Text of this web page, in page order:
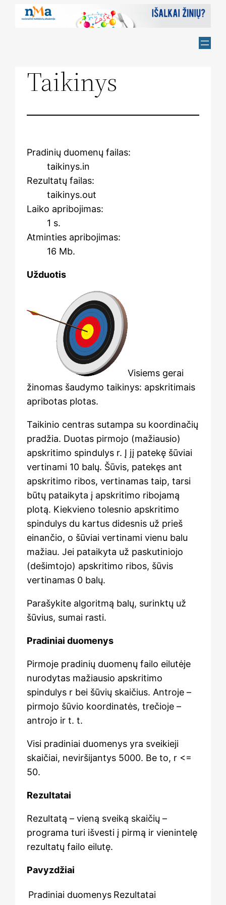
Taikinys
Pradinių duomenų failas:
taikinys.in
Rezultatų failas:
taikinys.out
Laiko apribojimas:
1 s.
Atminties apribojimas:
16 Mb.
Užduotis
Visiems gerai
žinomas šaudymo taikinys: apskritimais
apribotas plotas.
Taikinio centras sutampa su koordinačių
pradžia. Duotas pirmojo (mažiausio)
apskritimo spindulys r. Į jį patekę šūviai
vertinami 10 balų. Šūvis, patekęs ant
apskritimo ribos, vertinamas taip, tarsi
būtų pataikyta į apskritimo ribojamą
plotą. Kiekvieno tolesnio apskritimo
spindulys du kartus didesnis už prieš
einančio, o šūviai vertinami vienu balu
mažiau. Jei pataikyta už paskutiniojo
(dešimtojo) apskritimo ribos, šūvis
vertinamas 0 balų.
Parašykite algoritmą balų, surinktų už
šūvius, sumai rasti.
Pradiniai duomenys
Pirmoje pradinių duomenų failo eilutėje
nurodytas mažiausio apskritimo
spindulys r bei šūvių skaičius. Antroje –
pirmojo šūvio koordinatės, trečioje –
antrojo ir t. t.
Visi pradiniai duomenys yra sveikieji
skaičiai, neviršijantys 5000. Be to, r <=
50.
Rezultatai
Rezultatą – vieną sveiką skaičių –
programa turi išvesti į pirmą ir vienintelę
rezultatų failo eilutę.
Pavyzdžiai
Pradiniai duomenys Rezultatai